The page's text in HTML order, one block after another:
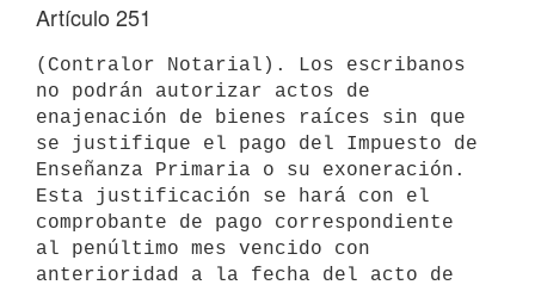
Artículo 251
(Contralor Notarial). Los escribanos
no podrán autorizar actos de
enajenación de bienes raíces sin que
se justifique el pago del Impuesto de
Enseñanza Primaria o su exoneración.
Esta justificación se hará con el
comprobante de pago correspondiente
al penúltimo mes vencido con
anterioridad a la fecha del acto de